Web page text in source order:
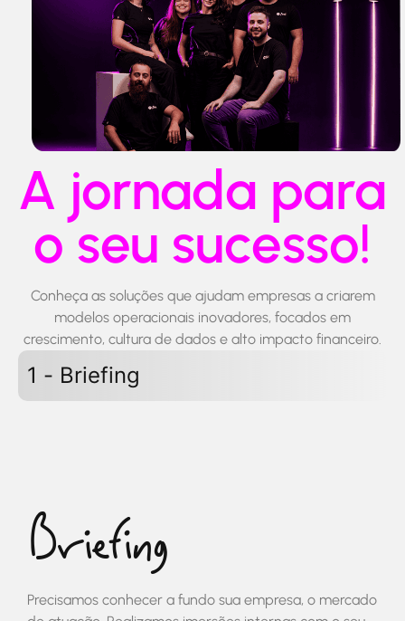
A jornada para
o seu sucesso!
Conheça as soluções que ajudam empresas a criarem
modelos operacionais inovadores, focados em
crescimento, cultura de dados e alto impacto financeiro.
1 - Briefing
Briefing
Precisamos conhecer a fundo sua empresa, o mercado